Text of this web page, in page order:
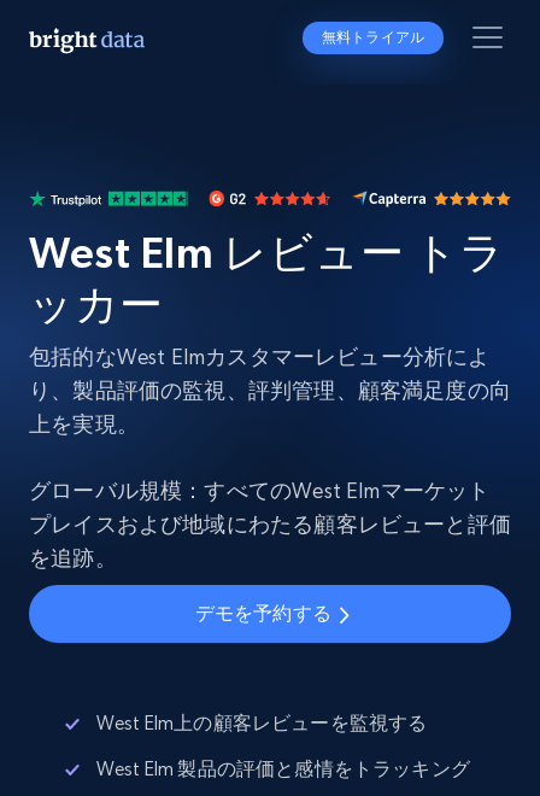
無料トライアル
West Elm レビュー トラ
ッカー
包括的なWest Elmカスタマーレビュー分析によ
り、製品評価の監視、評判管理、顧客満足度の向
上を実現。
グローバル規模：すべてのWest Elmマーケット
プレイスおよび地域にわたる顧客レビューと評価
を追跡。
デモを予約する
West Elm上の顧客レビューを監視する
West Elm 製品の評価と感情をトラッキング